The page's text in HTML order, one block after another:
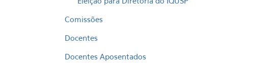
Comissões
Docentes
Docentes Aposentados